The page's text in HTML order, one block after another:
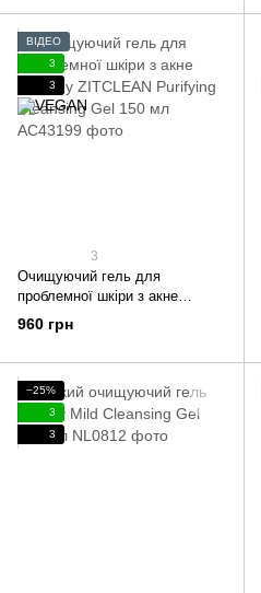
ВІДЕО
3
3
3
Очищуючий гель для
проблемної шкіри з акне
Acnemy ZITCLEAN Purifying
Cleansing Gel 150 мл
960 грн
−25%
3
3